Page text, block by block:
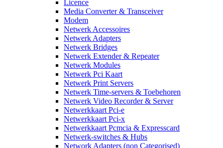
Licence
Media Converter & Transceiver
Modem
Netwerk Accessoires
Netwerk Adapters
Netwerk Bridges
Netwerk Extender & Repeater
Netwerk Modules
Netwerk Pci Kaart
Netwerk Print Servers
Netwerk Time-servers & Toebehoren
Netwerk Video Recorder & Server
Netwerkkaart Pci-e
Netwerkkaart Pci-x
Netwerkkaart Pcmcia & Expresscard
Netwerk-switches & Hubs
Network Adapters (non Categorised)